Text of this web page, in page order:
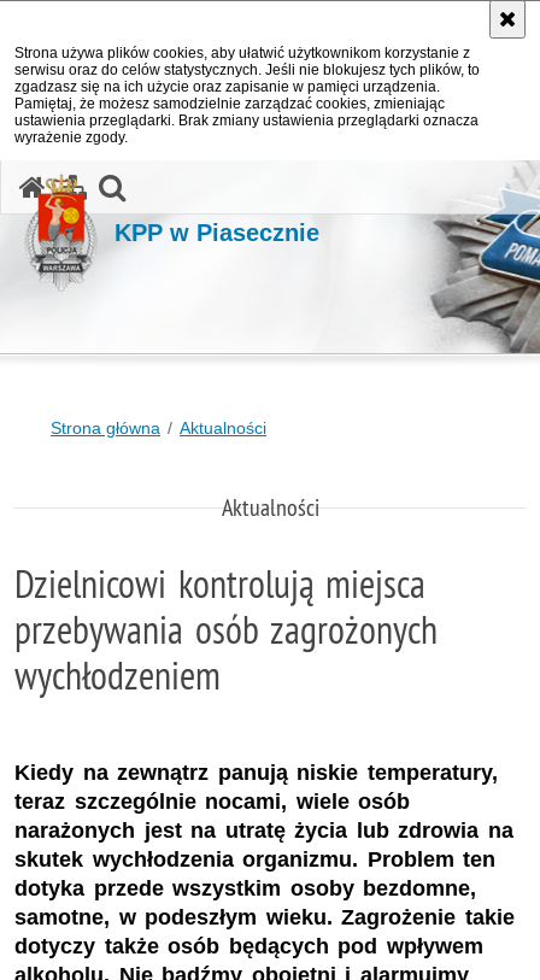
Strona używa plików cookies, aby ułatwić użytkownikom korzystanie z
serwisu oraz do celów statystycznych. Jeśli nie blokujesz tych plików, to
zgadzasz się na ich użycie oraz zapisanie w pamięci urządzenia.
Pamiętaj, że możesz samodzielnie zarządzać cookies, zmieniając
ustawienia przeglądarki. Brak zmiany ustawienia przeglądarki oznacza
wyrażenie zgody.
KPP w Piasecznie
Strona główna Aktualności
Aktualności
Dzielnicowi kontrolują miejsca
przebywania osób zagrożonych
wychłodzeniem
Kiedy na zewnątrz panują niskie temperatury,
teraz szczególnie nocami, wiele osób
narażonych jest na utratę życia lub zdrowia na
skutek wychłodzenia organizmu. Problem ten
dotyka przede wszystkim osoby bezdomne,
samotne, w podeszłym wieku. Zagrożenie takie
dotyczy także osób będących pod wpływem
alkoholu. Nie bądźmy obojętni i alarmujmy